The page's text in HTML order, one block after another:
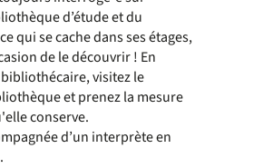
d’étude et du
qui se cache dans ses étages,
de le découvrir ! En
visitez le
et prenez la mesure
conserve.
d’un interprète en